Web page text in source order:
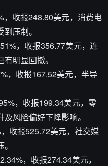
，收报248.80美元，消费电
压制。
，收报356.77美元，连
明显回撤。
，收报167.52美元，半导
，收报199.34美元，零
风险偏好下降影响。
收报525.72美元，社交媒
，收报274.34美元，